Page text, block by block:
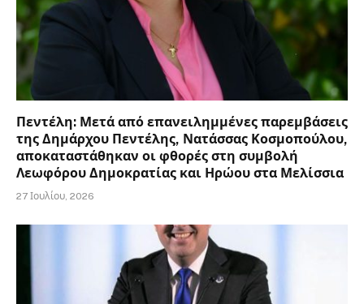
Πεντέλη: Μετά από επανειλημμένες παρεμβάσεις
της Δημάρχου Πεντέλης, Νατάσσας Κοσμοπούλου,
αποκαταστάθηκαν οι φθορές στη συμβολή
Λεωφόρου Δημοκρατίας και Ηρώου στα Μελίσσια
27 Ιουλίου, 2026